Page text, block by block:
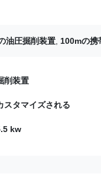
油圧掘削装置 100mの携
削装置
スタマイズされる
kw